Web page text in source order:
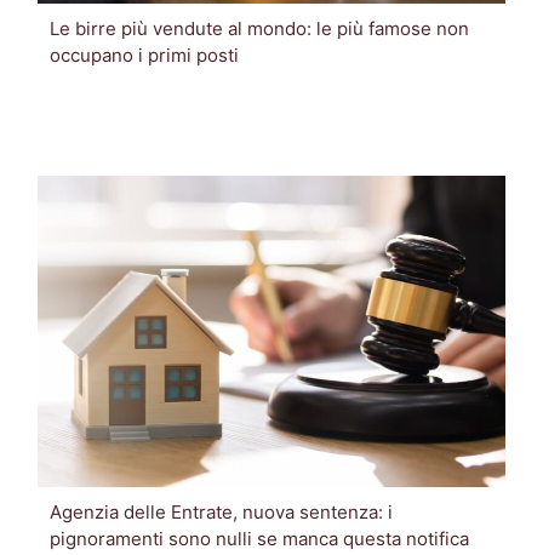
Le birre più vendute al mondo: le più famose non
occupano i primi posti
Agenzia delle Entrate, nuova sentenza: i
pignoramenti sono nulli se manca questa notifica